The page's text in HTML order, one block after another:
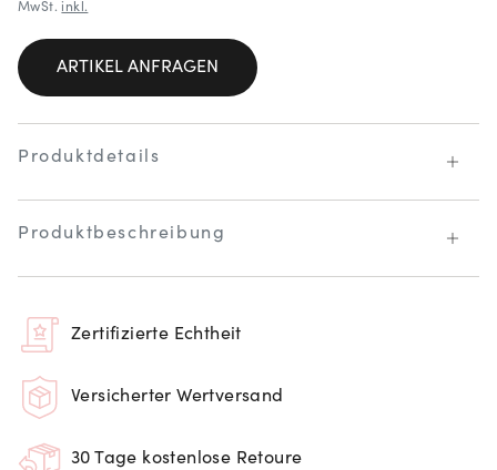
MwSt. inkl.
ARTIKEL ANFRAGEN
Produktdetails
Produktbeschreibung
Zertifizierte Echtheit
Versicherter Wertversand
30 Tage kostenlose Retoure